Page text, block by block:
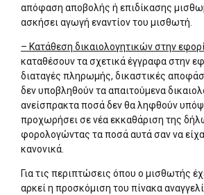
απόφαση αποβολής ή επιδίκασης
ασκήσει αγωγή εναντίον του μισθωτή.
– Κατάθεση δικαιολογητικών στην
καταθέσουν τα σχετικά έγγραφα στην
διαταγές πληρωμής, δικαστικές
δεν υποβληθούν τα απαιτούμενα
ανείσπρακτα ποσά δεν θα ληφθούν
προχωρήσει σε νέα εκκαθάριση της
φορολογώντας τα ποσά αυτά σαν να
κανονικά.
Για τις περιπτώσεις όπου ο μισθωτής
αρκεί η προσκόμιση του πίνακα